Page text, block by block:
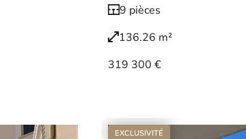
9 pièces
136.26 m²
319 300 €
EXCLUSIVITÉ